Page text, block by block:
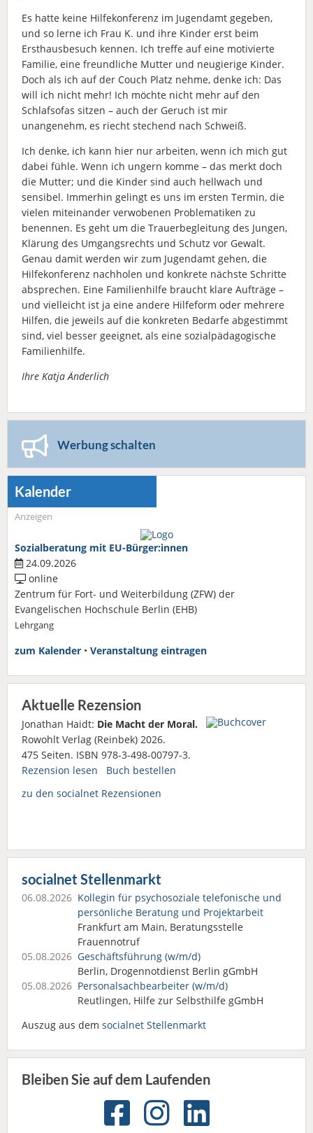
Es hatte keine Hilfekonferenz im Jugendamt gegeben,
und so lerne ich Frau K. und ihre Kinder erst beim
Ersthausbesuch kennen. Ich treffe auf eine motivierte
Familie, eine freundliche Mutter und neugierige Kinder.
Doch als ich auf der Couch Platz nehme, denke ich: Das
will ich nicht mehr! Ich möchte nicht mehr auf den
Schlafsofas sitzen – auch der Geruch ist mir
unangenehm, es riecht stechend nach Schweiß.
Ich denke, ich kann hier nur arbeiten, wenn ich mich gut
dabei fühle. Wenn ich ungern komme – das merkt doch
die Mutter; und die Kinder sind auch hellwach und
sensibel. Immerhin gelingt es uns im ersten Termin, die
vielen miteinander verwobenen Problematiken zu
benennen. Es geht um die Trauerbegleitung des Jungen,
Klärung des Umgangsrechts und Schutz vor Gewalt.
Genau damit werden wir zum Jugendamt gehen, die
Hilfekonferenz nachholen und konkrete nächste Schritte
absprechen. Eine Familienhilfe braucht klare Aufträge –
und vielleicht ist ja eine andere Hilfeform oder mehrere
Hilfen, die jeweils auf die konkreten Bedarfe abgestimmt
sind, viel besser geeignet, als eine sozialpädagogische
Familienhilfe.
Ihre Katja Änderlich
Werbung schalten
Kalender
Anzeigen
Sozialberatung mit EU-Bürger:innen
24.09.2026
online
Zentrum für Fort- und Weiterbildung (ZFW) der
Evangelischen Hochschule Berlin (EHB)
Lehrgang
zum Kalender • Veranstaltung eintragen
Aktuelle Rezension
Jonathan Haidt: Die Macht der Moral.
Rowohlt Verlag (Reinbek) 2026.
475 Seiten. ISBN 978-3-498-00797-3.
Rezension lesen
Buch bestellen
zu den socialnet Rezensionen
socialnet Stellenmarkt
06.08.2026 Kollegin für psychosoziale telefonische und
persönliche Beratung und Projektarbeit
Frankfurt am Main, Beratungsstelle
Frauennotruf
05.08.2026 Geschäftsführung (w/m/d)
Berlin, Drogennotdienst Berlin gGmbH
05.08.2026 Personalsach­bearbeiter (w/m/d)
Reutlingen, Hilfe zur Selbsthilfe gGmbH
Auszug aus dem socialnet Stellenmarkt
Bleiben Sie auf dem Laufenden